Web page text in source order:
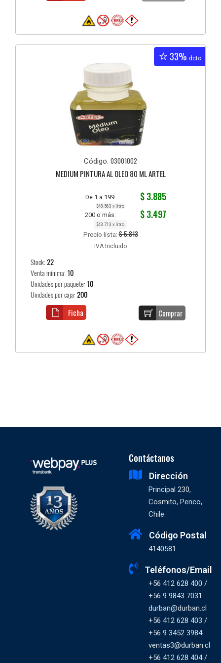
33% dcto
Código: 03001002
MEDIUM PINTURA AL OLEO 80 ML ARTEL
De 1 a 199: $ 3.885
$48.563 x litro
200 o más: $ 3.497
$43.713 x litro
Precio lista:$ 5.813
IVA Incluido
Stock:22
Venta mínima: 10
Unidades por paquete: 10
Unidades por caja:200
Comprar
Ficha
Contáctanos
Dirección
Principal 230,
Cosmito, Penco,
Chile.
Código Postal
4140581
Teléfonos/Email
+56 412 628 400 /
+56 9 9843 7031
durban@durban.cl
+56 412 628 403 /
+56 9 3452 3984
ventas3@durban.cl
+56 412 628 404 /